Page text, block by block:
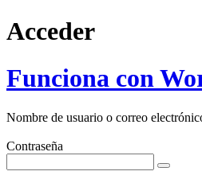
Acceder
Funciona con
Nombre de usuario o correo
Contraseña